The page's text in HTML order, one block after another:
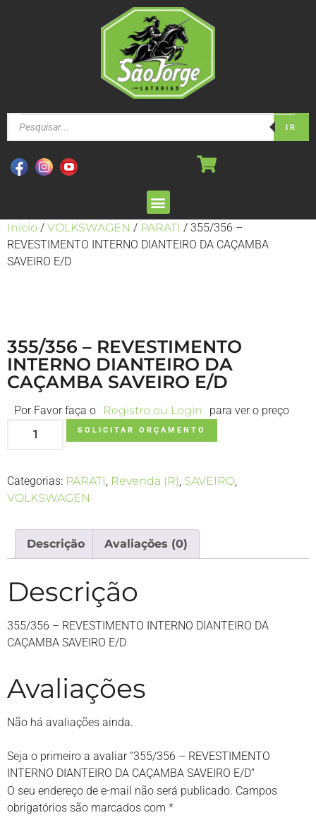
IR
Início / VOLKSWAGEN / PARATI / 355/356 –
REVESTIMENTO INTERNO DIANTEIRO DA CAÇAMBA
SAVEIRO E/D
355/356 – REVESTIMENTO
INTERNO DIANTEIRO DA
CAÇAMBA SAVEIRO E/D
Por Favor faça o Registro ou Login para ver o preço
SOLICITAR ORÇAMENTO
Categorias: PARATI, Revenda (R), SAVEIRO,
VOLKSWAGEN
Descrição Avaliações (0)
Descrição
355/356 – REVESTIMENTO INTERNO DIANTEIRO DA
CAÇAMBA SAVEIRO E/D
Avaliações
Não há avaliações ainda.
Seja o primeiro a avaliar “355/356 – REVESTIMENTO
INTERNO DIANTEIRO DA CAÇAMBA SAVEIRO E/D”
O seu endereço de e-mail não será publicado. Campos
obrigatórios são marcados com *